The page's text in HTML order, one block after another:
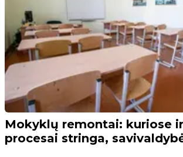
Mokyklų remontai: kuriose
procesai stringa,